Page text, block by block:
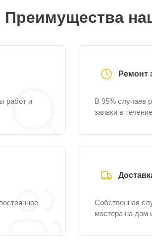
Преимущества
работ и
Ремонт
В 95% случаев
заявки в
Собственная
мастера на дом